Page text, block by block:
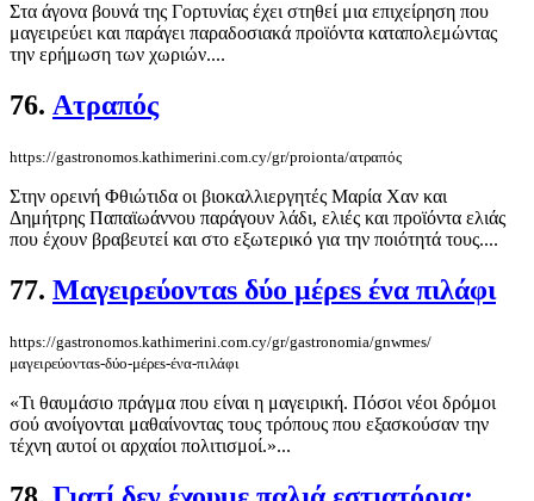
Στα άγονα βουνά της Γορτυνίας έχει στηθεί μια επιχείρηση που
μαγειρεύει και παράγει παραδοσιακά προϊόντα καταπολεμώντας
την ερήμωση των χωριών....
76. Ατραπός
https://gastronomos.kathimerini.com.cy/gr/proionta/ατραπός
Στην ορεινή Φθιώτιδα οι βιοκαλλιεργητές Μαρία Χαν και
Δημήτρης Παπαϊωάννου παράγουν λάδι, ελιές και προϊόντα ελιάς
που έχουν βραβευτεί και στο εξωτερικό για την ποιότητά τους....
77. Μαγειρεύονταs δύο μέρεs ένα πιλάφι
https://gastronomos.kathimerini.com.cy/gr/gastronomia/gnwmes/
μαγειρεύονταs-δύο-μέρεs-ένα-πιλάφι
«Τι θαυμάσιο πράγμα που είναι η μαγειρική. Πόσοι νέοι δρόμοι
σού ανοίγονται μαθαίνοντας τους τρόπους που εξασκούσαν την
τέχνη αυτοί οι αρχαίοι πολιτισμοί.»...